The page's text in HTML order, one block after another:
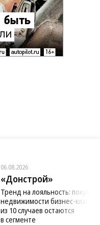
06.08.2026
«Донстрой»
Тренд на лояльность:
недвижимости бизнес-класса
из 10 случаев остаются
в сегменте